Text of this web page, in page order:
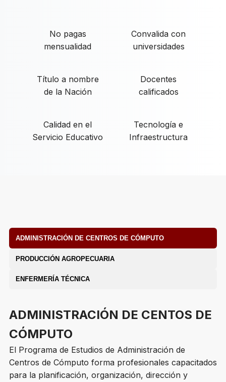
No pagas
mensualidad
Convalida con
universidades
Título a nombre
de la Nación
Docentes
calificados
Calidad en el
Servicio Educativo
Tecnología e
Infraestructura
ADMINISTRACIÓN DE CENTROS DE CÓMPUTO
PRODUCCIÓN AGROPECUARIA
ENFERMERÍA TÉCNICA
ADMINISTRACIÓN DE CENTOS DE
CÓMPUTO
El Programa de Estudios de Administración de
Centros de Cómputo forma profesionales capacitados
para la planificación, organización, dirección y